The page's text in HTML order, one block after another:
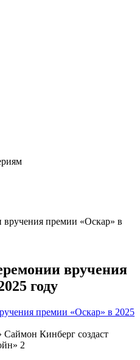
вручения
году
премии «Оскар» в 2025